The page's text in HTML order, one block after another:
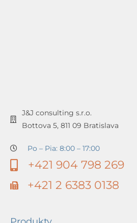
J&J consulting s.r.o.
Bottova 5, 811 09 Bratislava
Po – Pia: 8:00 – 17:00
+421 904 798 269
+421 2 6383 0138